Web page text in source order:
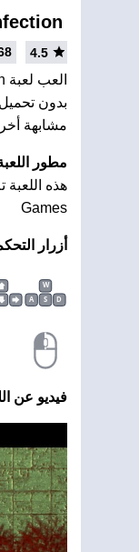
4.5
بدون تحميل
مشابهة
مطور
Games
أزرار
W
A
S D
فيديو عن